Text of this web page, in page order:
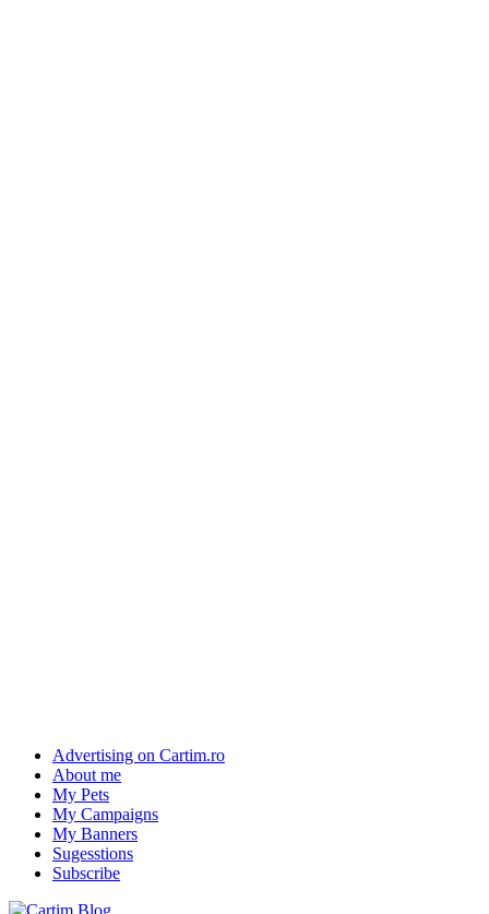
Advertising on Cartim.ro
About me
My Pets
My Campaigns
My Banners
Sugesstions
Subscribe